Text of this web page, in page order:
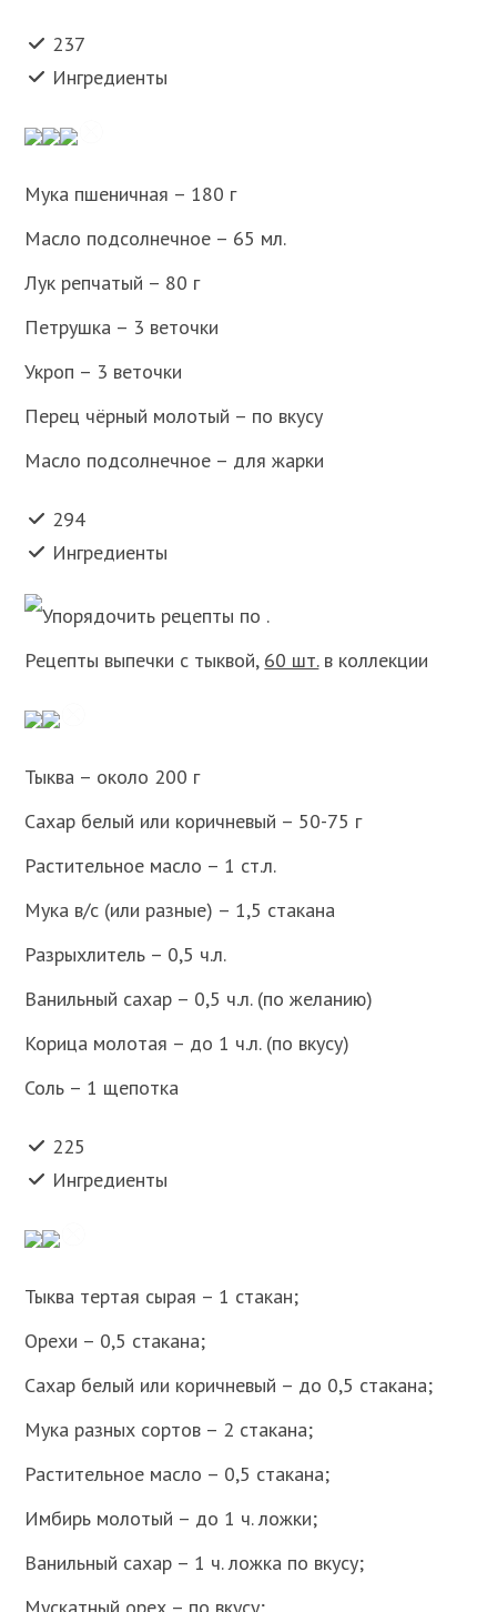
237
Ингредиенты
Мука пшеничная – 180 г
Масло подсолнечное – 65 мл.
Лук репчатый – 80 г
Петрушка – 3 веточки
Укроп – 3 веточки
Перец чёрный молотый – по вкусу
Масло подсолнечное – для жарки
294
Ингредиенты
Упорядочить рецепты по .
Рецепты выпечки с тыквой, 60 шт.в коллекции
Тыква – около 200 г
Сахар белый или коричневый – 50-75 г
Растительное масло – 1 ст.л.
Мука в/с (или разные) – 1,5 стакана
Разрыхлитель – 0,5 ч.л.
Ванильный сахар – 0,5 ч.л. (по желанию)
Корица молотая – до 1 ч.л. (по вкусу)
Соль – 1 щепотка
225
Ингредиенты
Тыква тертая сырая – 1 стакан;
Орехи – 0,5 стакана;
Сахар белый или коричневый – до 0,5 стакана;
Мука разных сортов – 2 стакана;
Растительное масло – 0,5 стакана;
Имбирь молотый – до 1 ч. ложки;
Ванильный сахар – 1 ч. ложка по вкусу;
Мускатный орех – по вкусу;